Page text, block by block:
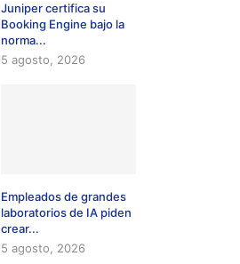
Juniper certifica su
Booking Engine bajo la
norma...
5 agosto, 2026
Empleados de grandes
laboratorios de IA piden
crear...
5 agosto, 2026